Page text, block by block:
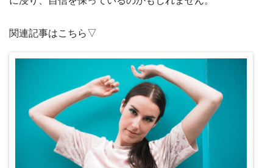
関連記事はこちら▽